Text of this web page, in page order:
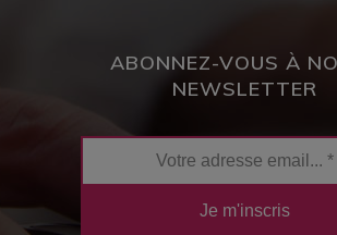
ABONNEZ-VOUS À
NEWSLETTER